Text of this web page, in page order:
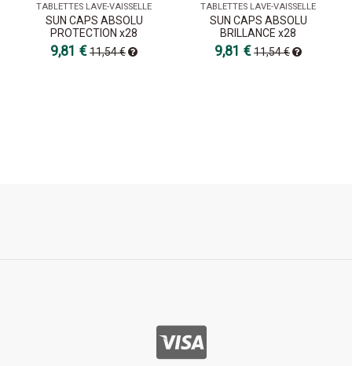
TABLETTES LAVE-VAISSELLE
SUN CAPS ABSOLU
PROTECTION x28
9,81 €11,54 €
TABLETTES LAVE-VAISSELLE
SUN CAPS ABSOLU
BRILLANCE x28
9,81 €11,54 €